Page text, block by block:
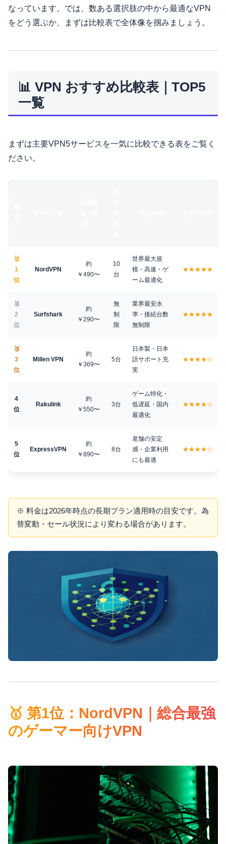
なっています。では、数ある選択肢の中から最適なVPN
をどう選ぶか、まずは比較表で全体像を掴みましょう。
📊 VPN おすすめ比較表｜TOP5
一覧
まずは主要VPN5サービスを一気に比較できる表をご覧く
ださい。
🥇
1
位
NordVPN
約
￥490〜
10
台
世界最大規
模・高速・ゲ
ーム最適化
★★★★★
🥈
2
位
Surfshark
約
￥290〜
無
制
限
業界最安水
準・接続台数
無制限
★★★★★
🥉
3
位
Millen VPN
約
￥369〜
5台
日本製・日本
語サポート充
実
★★★★☆
4
位
Rakulink
約
￥550〜
3台
ゲーム特化・
低遅延・国内
最適化
★★★★☆
5
位
ExpressVPN
約
￥890〜
8台
老舗の安定
感・企業利用
にも最適
★★★★☆
※ 料金は2026年時点の長期プラン適用時の目安です。為
替変動・セール状況により変わる場合があります。
🥇 第1位：NordVPN｜総合最強
のゲーマー向けVPN